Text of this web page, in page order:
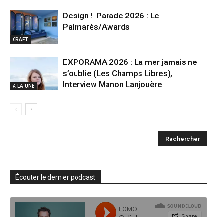
CRAFT
Design ! Parade 2026 : Le
Palmarès/Awards
A LA UNE
EXPORAMA 2026 : La mer jamais ne
s’oublie (Les Champs Libres),
Interview Manon Lanjouère
Écouter le dernier podcast